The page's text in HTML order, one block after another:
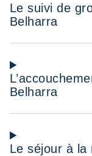
Le suivi de
Belharra
Belharra
Le séjour à la